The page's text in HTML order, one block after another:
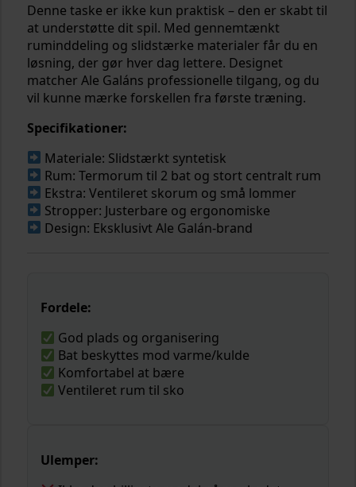
Denne taske er ikke kun praktisk – den er skabt til
at understøtte dit spil. Med gennemtænkt
ruminddeling og slidstærke materialer får du en
løsning, der gør hver dag lettere. Designet
matcher Ale Galáns professionelle tilgang, og du
vil kunne mærke forskellen fra første træning.
Specifikationer:
Materiale: Slidstærkt syntetisk
Rum: Termorum til 2 bat og stort centralt rum
Ekstra: Ventileret skorum og små lommer
Stropper: Justerbare og ergonomiske
Design: Eksklusivt Ale Galán-brand
Fordele:
God plads og organisering
Bat beskyttes mod varme/kulde
Komfortabel at bære
Ventileret rum til sko
Ulemper: